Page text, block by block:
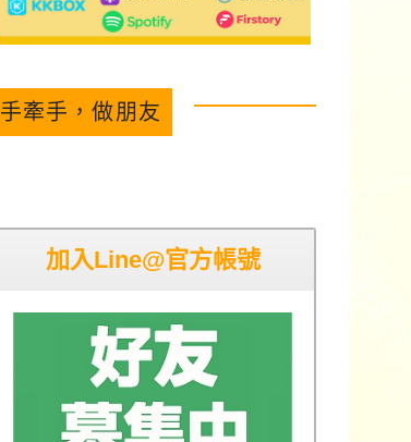
手牽手，做朋友
加入Line@官方帳號